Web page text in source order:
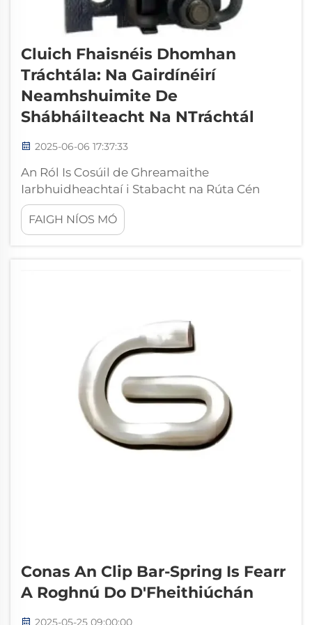
Cluich Fhaisnéis Dhomhan
Tráchtála: Na Gairdínéirí
Neamhshuimite De
Shábháilteacht Na NTráchtál
2025-06-06 17:37:33
An Ról Is Cosúil de Ghreamaithe
Iarbhuidheachtaí i Stabacht na Rúta Cén
Chaoi a Roinn Ghreamaithe Tréineachnaína
Luchtanna Dinimiceach Tá greamaithe
iarbhuidheacha clasaiceacha páirtíní rúta i
FAIGH NÍOS MÓ
Conas An Clip Bar-Spring Is Fearr
A Roghnú Do D'Fheithiúchán
2025-05-25 09:00:00